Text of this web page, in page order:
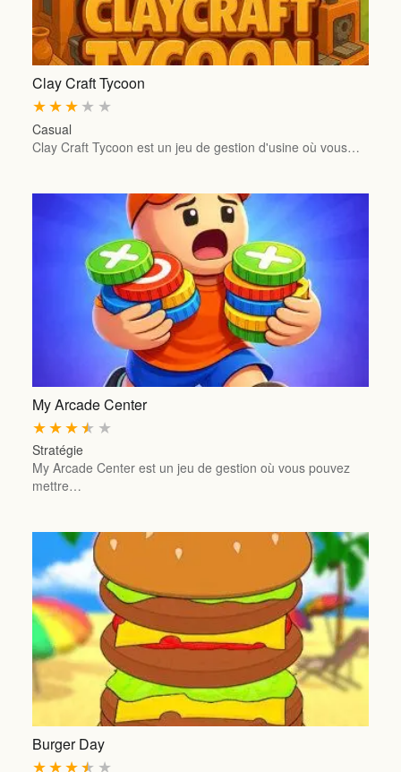
Clay Craft Tycoon
★
★
★
★
★
Casual
Clay Craft Tycoon est un jeu de gestion d'usine où vous…
My Arcade Center
★
★
★
★
★
Stratégie
My Arcade Center est un jeu de gestion où vous pouvez
mettre…
Burger Day
★
★
★
★
★